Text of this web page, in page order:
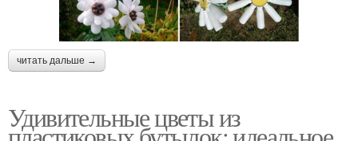
читать дальше →
Удивительные цветы из